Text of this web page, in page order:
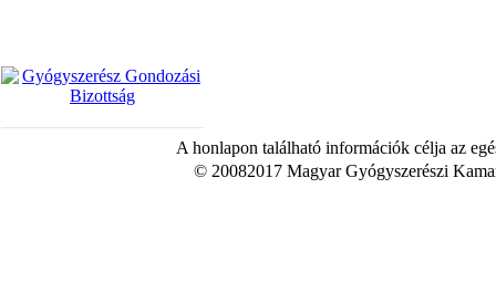
A honlapon található információk célja az
© 20082017 Magyar Gyógyszerészi